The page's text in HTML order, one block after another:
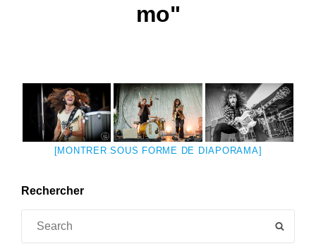
mo"
[MONTRER SOUS FORME DE DIAPORAMA]
Rechercher